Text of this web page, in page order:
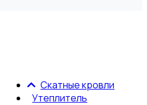
Скатные кровли
Утеплитель